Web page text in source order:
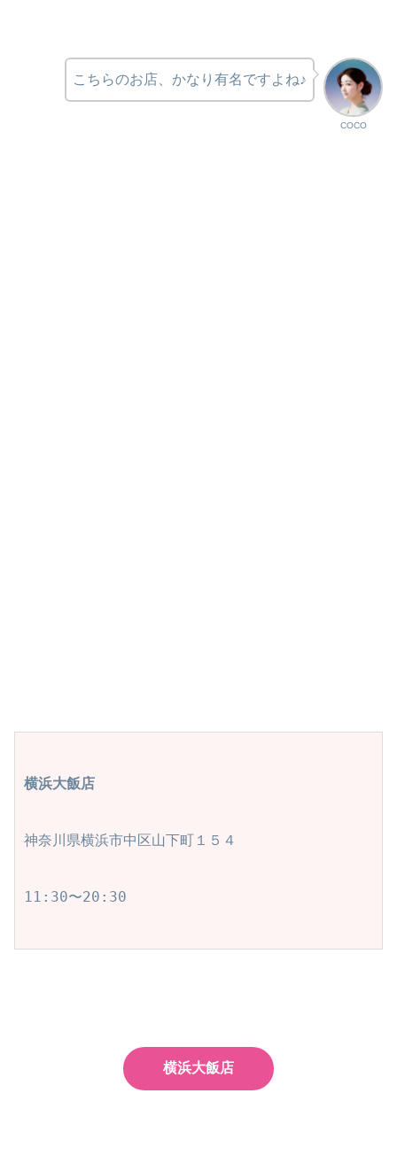
COCO
こちらのお店、かなり有名ですよね♪
横浜大飯店
神奈川県横浜市中区山下町１５４
11:30〜20:30
横浜大飯店